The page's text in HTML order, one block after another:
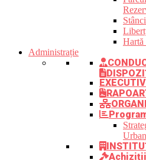
Hartă
Administrație